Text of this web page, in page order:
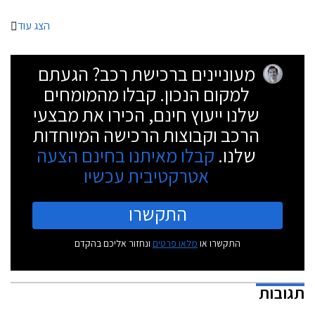
הצג עוד
מעוניינים ברכישת רכב? הגעתם
למקום הנכון. קבלו מהמומחים
שלנו ייעוץ חינם, הכירו את מבצעי
הרכב וקבוצות הרכישה המיוחדות
שלנו. קבלו מאיתנו בחינם הצעה
אטרקטיבית עכשיו
התקשרו
התקשרו או מלאו פרטים ונחזור אליכם בהקדם
תגובות